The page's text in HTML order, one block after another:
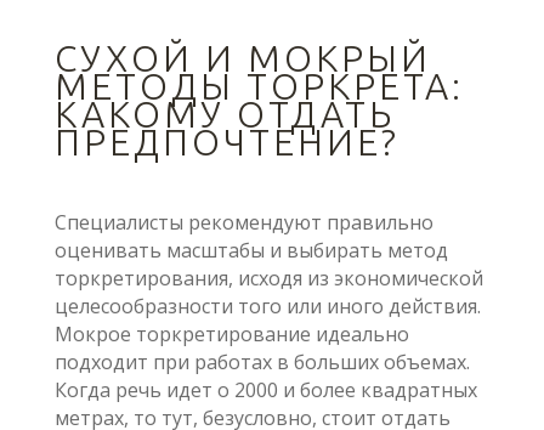
СУХОЙ И МОКРЫЙ
МЕТОДЫ ТОРКРЕТА:
КАКОМУ ОТДАТЬ
ПРЕДПОЧТЕНИЕ?
Специалисты рекомендуют правильно
оценивать масштабы и выбирать метод
торкретирования, исходя из экономической
целесообразности того или иного действия.
Мокрое торкретирование идеально
подходит при работах в больших объемах.
Когда речь идет о 2000 и более квадратных
метрах, то тут, безусловно, стоит отдать